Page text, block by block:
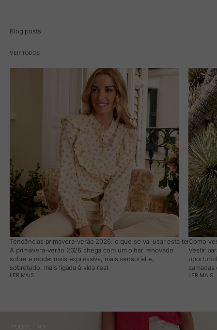
Blog posts
VER TODOS
Tendências primavera-verão 2026: o que se vai usar esta temporada
A primavera-verão 2026 chega com um olhar renovado
sobre a moda: mais expressiva, mais sensorial e,
sobretudo, mais ligada à vida real.
LER MAIS
Como
Vestir
LER MAIS